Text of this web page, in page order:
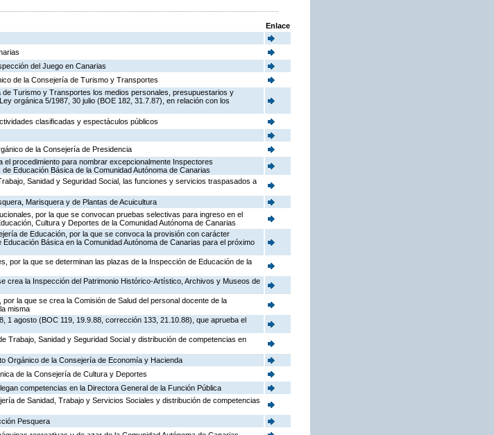
Enlace
del Juego en Canarias
de la Consejería de Turismo y Transportes
Turismo y Transportes los medios personales, presupuestarios y
orgánica 5/1987, 30 julio (BOE 182, 31.7.87), en relación con los
clasificadas y espectáculos públicos
de la Consejería de Presidencia
procedimiento para nombrar excepcionalmente Inspectores
Educación Básica de la Comunidad Autónoma de Canarias
Sanidad y Seguridad Social, las funciones y servicios traspasados a
Marisquera y de Plantas de Acuicultura
por la que se convocan pruebas selectivas para ingreso en el
Cultura y Deportes de la Comunidad Autónoma de Canarias
de Educación, por la que se convoca la provisión con carácter
Básica en la Comunidad Autónoma de Canarias para el próximo
por la que se determinan las plazas de la Inspección de Educación de la
crea la Inspección del Patrimonio Histórico-Artístico, Archivos y Museos de
la que se crea la Comisión de Salud del personal docente de la
misma
1 agosto (BOC 119, 19.9.88, corrección 133, 21.10.88), que aprueba el
Trabajo, Sanidad y Seguridad Social y distribución de competencias en
Orgánico de la Consejería de Economía y Hacienda
de la Consejería de Cultura y Deportes
competencias en la Directora General de la Función Pública
de Sanidad, Trabajo y Servicios Sociales y distribución de competencias
Pesquera